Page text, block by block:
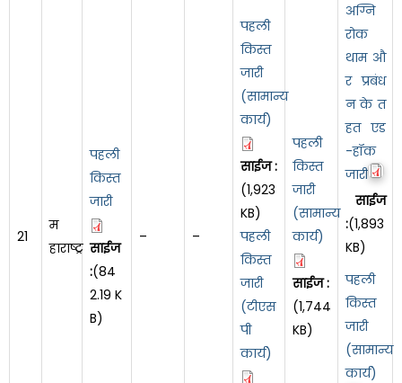
21
म
हाराष्ट्र
पहली
किस्त
जारी
साईज
:(84
2.19 K
B)
– –
पहली
किस्त
जारी
(सामान्य
कार्य)
साईज :
(1,923
KB)
पहली
किस्त
जारी
(टीएस
पी
कार्य)
पहली
किस्त
जारी
(सामान्य
कार्य)
साईज :
(1,744
KB)
अग्नि
रोक
थाम औ
र प्रबंध
न के त
हत एड
-हॉक
जारी
साईज
:(1,893
KB)
पहली
किस्त
जारी
(सामान्य
कार्य)